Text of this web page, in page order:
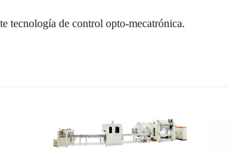
tecnología de control opto-mecatrónica.